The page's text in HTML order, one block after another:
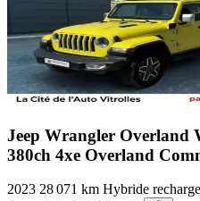
Jeep Wrangler Overland
380ch 4xe Overland
2023 28 071 km Hybride